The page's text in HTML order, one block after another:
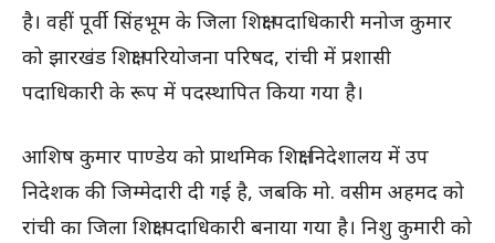
है। वहीं पूर्वी सिंहभूम के जिला शिक्षा पदाधिकारी मनोज कुमार
को झारखंड शिक्षा परियोजना परिषद, रांची में प्रशासी
पदाधिकारी के रूप में पदस्थापित किया गया है।
आशिष कुमार पाण्डेय को प्राथमिक शिक्षा निदेशालय में उप
निदेशक की जिम्मेदारी दी गई है, जबकि मो. वसीम अहमद को
रांची का जिला शिक्षा पदाधिकारी बनाया गया है। निशु कुमारी को